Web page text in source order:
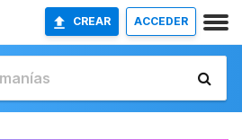
CREAR ACCEDER